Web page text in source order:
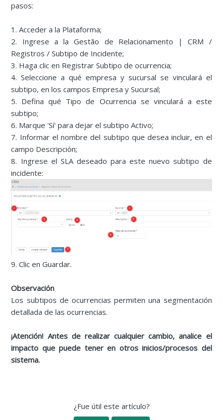
pasos:
1. Acceder a la Plataforma;
2. Ingrese a la Gestão de Relacionamento | CRM /
Registros / Subtipo de Incidente;
3. Haga clic en Registrar Subtipo de ocurrencia;
4. Seleccione a qué empresa y sucursal se vinculará el
subtipo, en los campos Empresa y Sucursal;
5. Defina qué Tipo de Ocurrencia se vinculará a este
subtipo;
6. Marque 'Sí' para dejar el subtipo Activo;
7. Informar el nombre del subtipo que desea incluir, en el
campo Descripción;
8. Ingrese el SLA deseado para este nuevo subtipo de
incidente:
9. Clic en Guardar.
Observación
Los subtipos de ocurrencias permiten una segmentación
detallada de las ocurrencias.
¡Atención! Antes de realizar cualquier cambio, analice el
impacto que puede tener en otros inicios/procesos del
sistema.
¿Fue útil este artículo?